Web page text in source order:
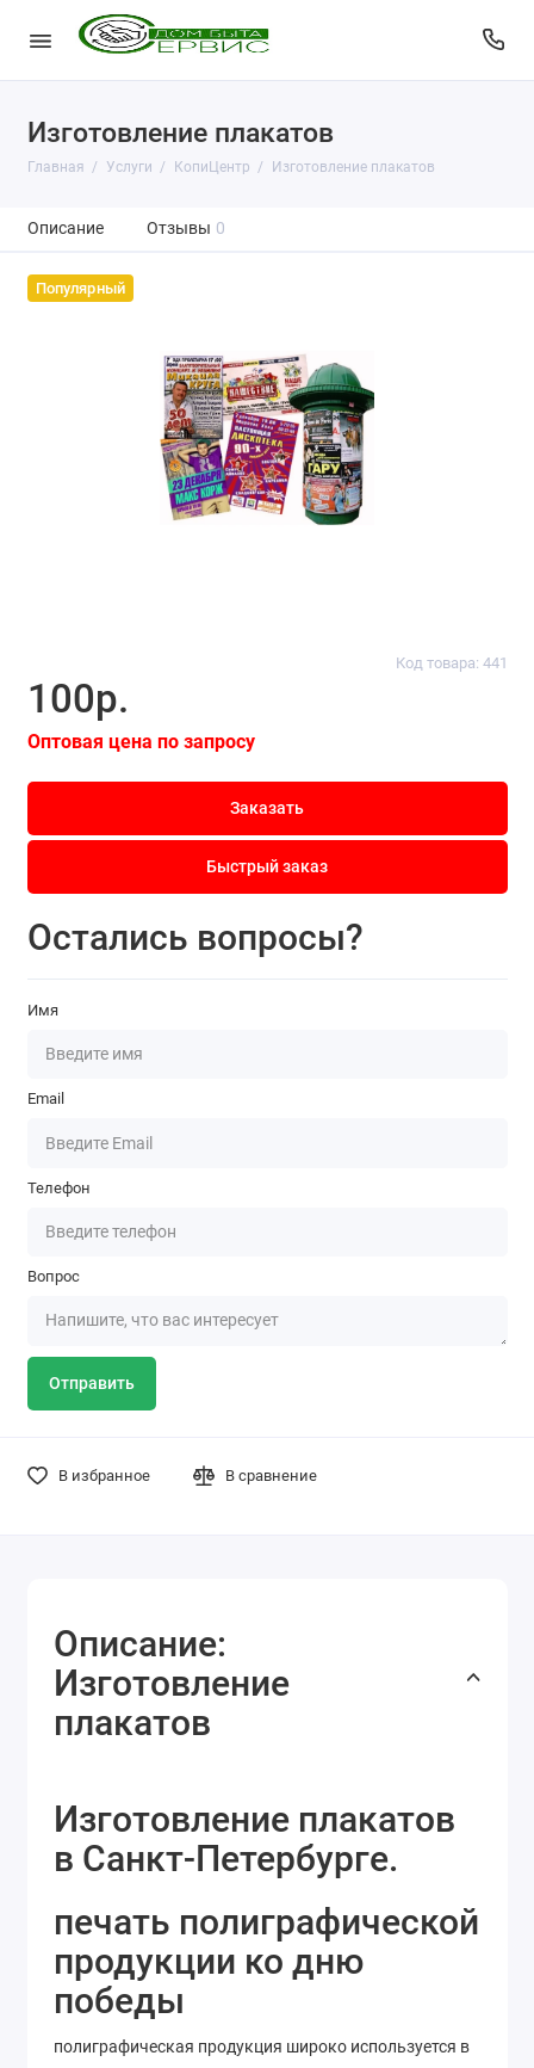
Изготовление плакатов
Главная Услуги КопиЦентр Изготовление плакатов
Описание Отзывы 0
Популярный
Код товара: 441
100р.
Оптовая цена по запросу
Заказать
Быстрый заказ
Остались вопросы?
Имя
Email
Телефон
Вопрос
Отправить
В избранное В сравнение
Описание:
Изготовление
плакатов
Изготовление плакатов
в Санкт-Петербурге.
печать полиграфической
продукции ко дню
победы
полиграфическая продукция широко используется в